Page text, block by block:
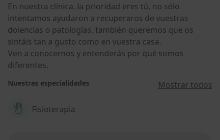
En nuestra clínica, la prioridad eres tú, no sólo
intentamos ayudaron a recuperaros de vuestras
dolencias o patologías, también queremos que os
sintáis tan a gusto como en vuestra casa.
Ven a conocernos y entenderás por qué somos
diferentes.
Nuestras especialidades Mostrar todos
Fisioterapia